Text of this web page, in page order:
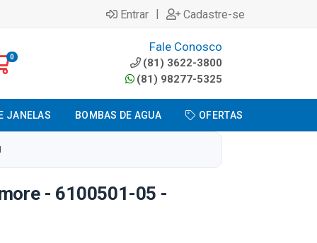
Entrar | Cadastre-se
0
Fale Conosco
(81) 3622-3800
(81) 98277-5325
JANELAS BOMBAS DE AGUA OFERTAS
- 6100501-05 -